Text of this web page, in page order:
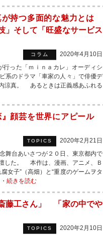
が持つ多面的な魅力とは
」そして「旺盛なサービス
コラム
2020年4月10日
った「ｍｉｎａカレ」オーディシ
系のドラマ「車家の人々」で俳優デ
涼真。 あるときは正義感あふれる
』顔芸を世界にアピール
TOPICS
2020年2月21日
舞台あいさつが２０日、東京都内で
した。 本作は、漫画、アニメ、Ｂ
女子”（高畑）と“重度のゲームヲタ
続きを読む
藤工さん」 「家の中でや
TOPICS
2020年2月10日